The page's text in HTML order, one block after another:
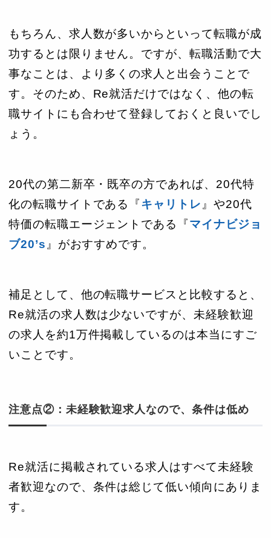
もちろん、求人数が多いからといって転職が成
功するとは限りません。ですが、転職活動で大
事なことは、より多くの求人と出会うことで
す。そのため、Re就活だけではなく、他の転
職サイトにも合わせて登録しておくと良いでし
ょう。
20代の第二新卒・既卒の方であれば、20代特
化の転職サイトである『キャリトレ 』や20代
特価の転職エージェントである『マイナビジョ
ブ20’s 』がおすすめです。
補足として、他の転職サービスと比較すると、
Re就活の求人数は少ないですが、未経験歓迎
の求人を約1万件掲載しているのは本当にすご
いことです。
注意点②：未経験歓迎求人なので、条件は低め
Re就活に掲載されている求人はすべて未経験
者歓迎なので、条件は総じて低い傾向にありま
す。